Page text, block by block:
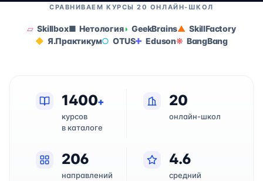
СРАВНИВАЕМ КУРСЫ 20 ОНЛАЙН-ШКОЛ
Skillbox Нетология GeekBrains
SkillFactory
Я.Практикум
OTUS Eduson BangBang
1400+
курсов
в каталоге
20
онлайн-школ
206
направлений
4.6
средний